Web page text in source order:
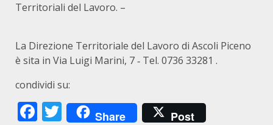
Territoriali del Lavoro. –
La Direzione Territoriale del Lavoro di Ascoli Piceno
è sita in Via Luigi Marini, 7‐ Tel. 0736 33281 .
condividi su:
Facebook
Twitter
Share Post